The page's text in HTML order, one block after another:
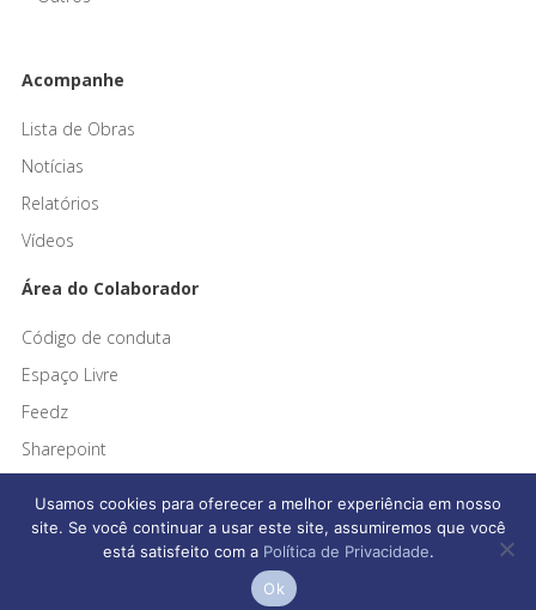
Acompanhe
Lista de Obras
Notícias
Relatórios
Vídeos
Área do Colaborador
Código de conduta
Espaço Livre
Feedz
Sharepoint
Afonso França Engenharia © 2026 Todos os direitos reservados
Usamos cookies para oferecer a melhor experiência em nosso
site. Se você continuar a usar este site, assumiremos que você
está satisfeito com a Política de Privacidade.
Ok